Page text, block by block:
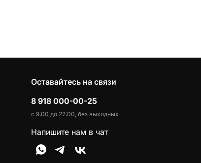
Оставайтесь на связи
8 918 000-00-25
с 9:00 до 22:00, без выходных
Напишите нам в чат